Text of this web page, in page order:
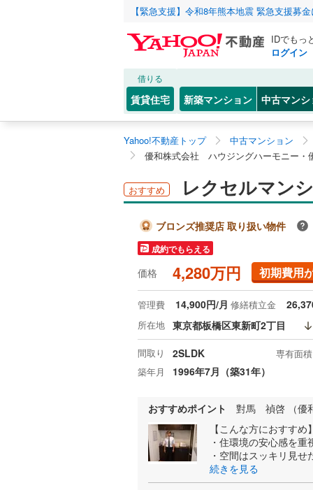
【緊急支援】令和8年熊本地震 緊急支援募
IDでもっ
ログイン
借りる
賃貸住宅 新築マンション 中古マンシ
Yahoo!不動産トップ
中古マンション
優和株式会社 ハウジングハーモニー・
おすすめ レクセルマン
ブロンズ推奨店 取り扱い物件
成約でもらえる
価格 4,280万円 初期費用
管理費 14,900円/月 修繕積立金
所在地 東京都板橋区東新町2丁目
間取り 2SLDK
専有面積
築年月
1996年7月（築31年）
おすすめポイント
對馬 禎啓 （優
【こんな方におすすめ
・住環境の安心感を重
・空間はスッキリ見
続きを見る